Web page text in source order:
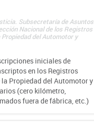
Subsecretaría de Asuntos
Nacional de los Registros
del Automotor y
iniciales de
en los Registros
Propiedad del Automotor y
(cero kilómetro,
fuera de fábrica, etc.)